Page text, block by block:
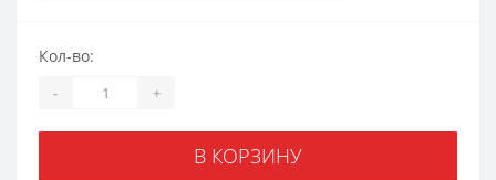
Кол-во:
- +
В КОРЗИНУ